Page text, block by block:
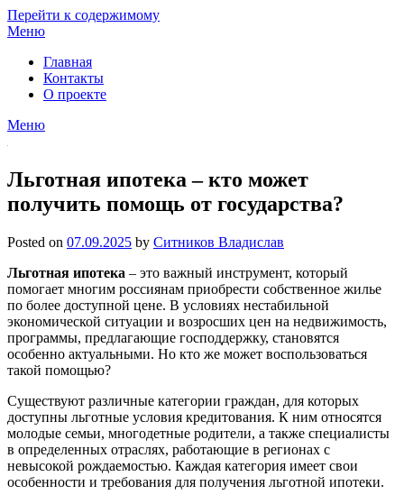
Перейти к содержимому
Меню
Главная
Контакты
О проекте
Меню
Льготная ипотека – кто может
получить помощь от государства?
Posted on 07.09.2025 by Ситников Владислав
Льготная ипотека – это важный инструмент, который
помогает многим россиянам приобрести собственное жилье
по более доступной цене. В условиях нестабильной
экономической ситуации и возросших цен на недвижимость,
программы, предлагающие господдержку, становятся
особенно актуальными. Но кто же может воспользоваться
такой помощью?
Существуют различные категории граждан, для которых
доступны льготные условия кредитования. К ним относятся
молодые семьи, многодетные родители, а также специалисты
в определенных отраслях, работающие в регионах с
невысокой рождаемостью. Каждая категория имеет свои
особенности и требования для получения льготной ипотеки.